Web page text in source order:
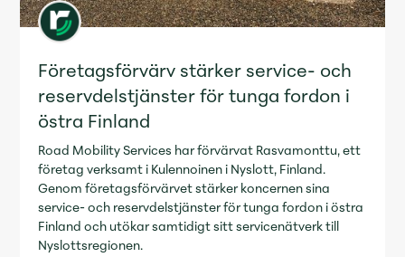
Företagsförvärv stärker service- och
reservdelstjänster för tunga fordon i
östra Finland
Road Mobility Services har förvärvat Rasvamonttu, ett
företag verksamt i Kulennoinen i Nyslott, Finland.
Genom företagsförvärvet stärker koncernen sina
service- och reservdelstjänster för tunga fordon i östra
Finland och utökar samtidigt sitt servicenätverk till
Nyslottsregionen.